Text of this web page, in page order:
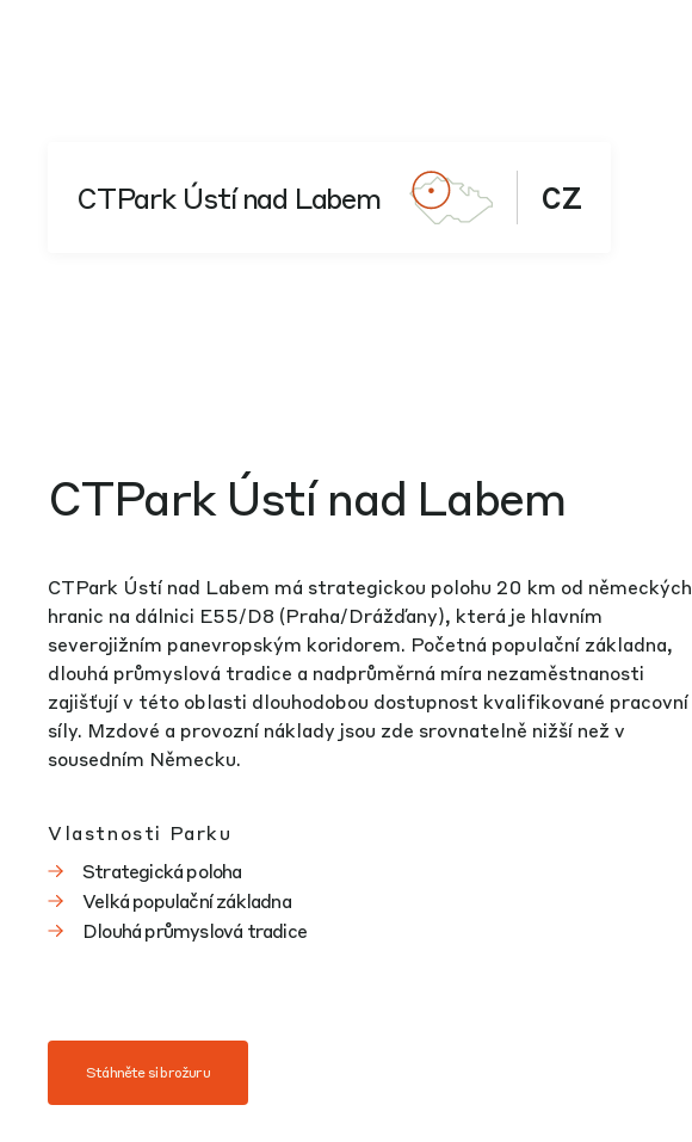
CTPark Ústí nad Labem CZ
CTPark Ústí nad Labem
CTPark Ústí nad Labem má strategickou polohu 20 km od německých
hranic na dálnici E55/D8 (Praha/Drážďany), která je hlavním
severojižním panevropským koridorem. Početná populační základna,
dlouhá průmyslová tradice a nadprůměrná míra nezaměstnanosti
zajišťují v této oblasti dlouhodobou dostupnost kvalifikované pracovní
síly. Mzdové a provozní náklady jsou zde srovnatelně nižší než v
sousedním Německu.
Vlastnosti Parku
Strategická poloha
Velká populační základna
Dlouhá průmyslová tradice
Stáhněte si brožuru